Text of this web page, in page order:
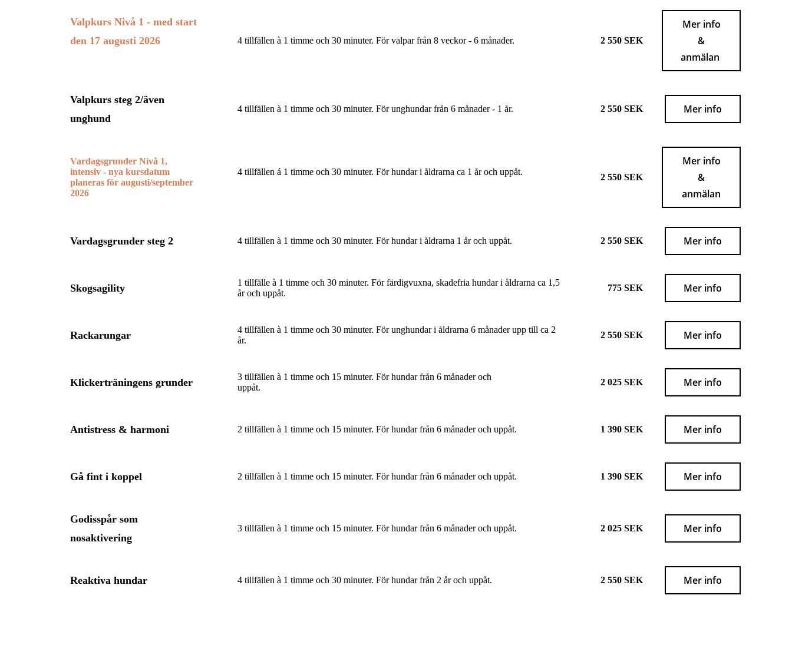
Valpkurs Nivå 1 - med start
den 17 augusti 2026
4 tillfällen à 1 timme och 30 minuter. För valpar från 8 veckor - 6 månader. 2 550 SEK
Mer info
&
anmälan
Valpkurs steg 2/även
unghund
4 tillfällen à 1 timme och 30 minuter. För unghundar från 6 månader - 1 år. 2 550 SEK Mer info
Vardagsgrunder Nivå 1,
intensiv - nya kursdatum
planeras för augusti/september
2026
4 tillfällen á 1 timme och 30 minuter. För hundar i åldrarna ca 1 år och uppåt.
2 550 SEK
Mer info
&
anmälan
Vardagsgrunder steg 2 4 tillfällen à 1 timme och 30 minuter. För hundar i åldrarna 1 år och uppåt. 2 550 SEK Mer info
Skogsagility
1 tillfälle à 1 timme och 30 minuter. För färdigvuxna, skadefria hundar i åldrarna ca 1,5
år och uppåt.
775 SEK Mer info
Rackarungar
4 tillfällen à 1 timme och 30 minuter. För unghundar i åldrarna 6 månader upp till ca 2
år.
2 550 SEK Mer info
Klickerträningens grunder
3 tillfällen à 1 timme och 15 minuter. För hundar från 6 månader och
uppåt.
2 025 SEK Mer info
Antistress & harmoni 2 tillfällen à 1 timme och 15 minuter. För hundar från 6 månader och uppåt. 1 390 SEK Mer info
Gå fint i koppel 2 tillfällen à 1 timme och 15 minuter. För hundar från 6 månader och uppåt. 1 390 SEK Mer info
Godisspår som
nosaktivering
3 tillfällen à 1 timme och 15 minuter. För hundar från 6 månader och uppåt. 2 025 SEK Mer info
Reaktiva hundar 4 tillfällen à 1 timme och 30 minuter. För hundar från 2 år och uppåt. 2 550 SEK Mer info